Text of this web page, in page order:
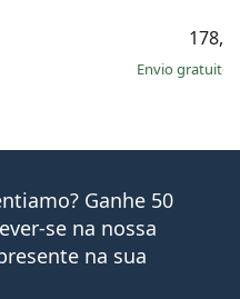
Envio gratuito
Ganhe 50
se na nossa
na sua